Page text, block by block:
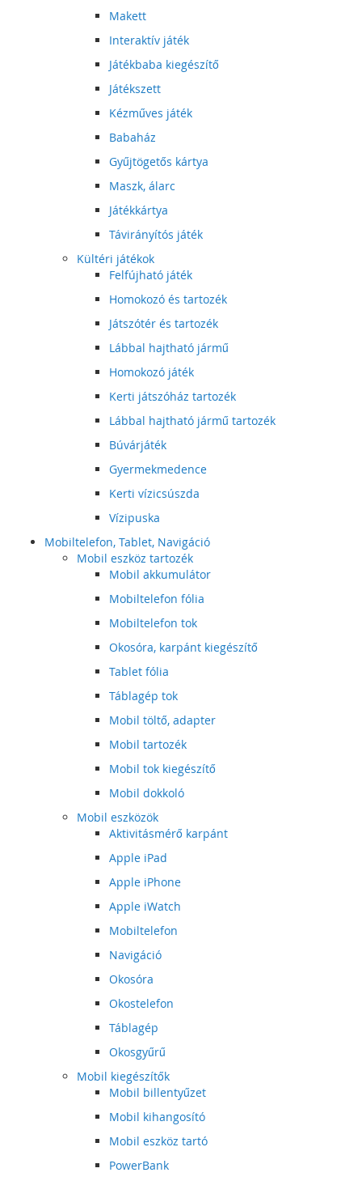
Makett
Interaktív játék
Játékbaba kiegészítő
Játékszett
Kézműves játék
Babaház
Gyűjtögetős kártya
Maszk, álarc
Játékkártya
Távirányítós játék
Kültéri játékok
Felfújható játék
Homokozó és tartozék
Játszótér és tartozék
Lábbal hajtható jármű
Homokozó játék
Kerti játszóház tartozék
Lábbal hajtható jármű tartozék
Búvárjáték
Gyermekmedence
Kerti vízicsúszda
Vízipuska
Mobiltelefon, Tablet, Navigáció
Mobil eszköz tartozék
Mobil akkumulátor
Mobiltelefon fólia
Mobiltelefon tok
Okosóra, karpánt kiegészítő
Tablet fólia
Táblagép tok
Mobil töltő, adapter
Mobil tartozék
Mobil tok kiegészítő
Mobil dokkoló
Mobil eszközök
Aktivitásmérő karpánt
Apple iPad
Apple iPhone
Apple iWatch
Mobiltelefon
Navigáció
Okosóra
Okostelefon
Táblagép
Okosgyűrű
Mobil kiegészítők
Mobil billentyűzet
Mobil kihangosító
Mobil eszköz tartó
PowerBank